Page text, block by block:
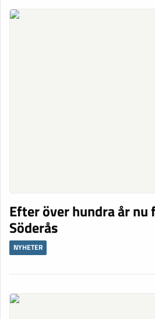
Efter över hundra år
Söderås
NYHETER